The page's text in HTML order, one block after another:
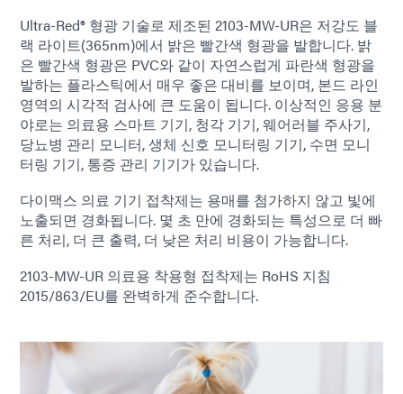
Ultra-Red® 형광 기술로 제조된 2103-MW-UR은 저강도 블
랙 라이트(365nm)에서 밝은 빨간색 형광을 발합니다. 밝
은 빨간색 형광은 PVC와 같이 자연스럽게 파란색 형광을
발하는 플라스틱에서 매우 좋은 대비를 보이며, 본드 라인
영역의 시각적 검사에 큰 도움이 됩니다. 이상적인 응용 분
야로는 의료용 스마트 기기, 청각 기기, 웨어러블 주사기,
당뇨병 관리 모니터, 생체 신호 모니터링 기기, 수면 모니
터링 기기, 통증 관리 기기가 있습니다.
다이맥스 의료 기기 접착제는 용매를 첨가하지 않고 빛에
노출되면 경화됩니다. 몇 초 만에 경화되는 특성으로 더 빠
른 처리, 더 큰 출력, 더 낮은 처리 비용이 가능합니다.
2103-MW-UR 의료용 착용형 접착제는 RoHS 지침
2015/863/EU를 완벽하게 준수합니다.